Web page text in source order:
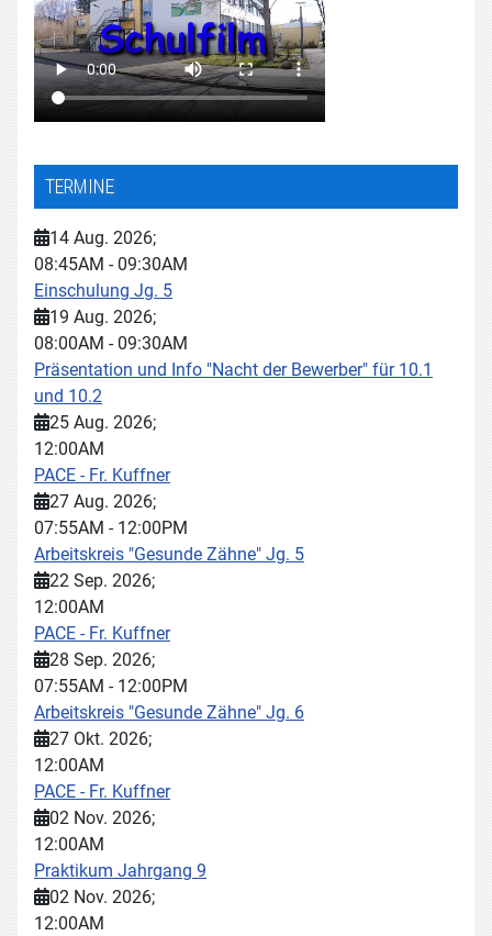
TERMINE
14 Aug. 2026;
08:45AM - 09:30AM
Einschulung Jg. 5
19 Aug. 2026;
08:00AM - 09:30AM
Präsentation und Info "Nacht der Bewerber" für 10.1
und 10.2
25 Aug. 2026;
12:00AM
PACE - Fr. Kuffner
27 Aug. 2026;
07:55AM - 12:00PM
Arbeitskreis "Gesunde Zähne" Jg. 5
22 Sep. 2026;
12:00AM
PACE - Fr. Kuffner
28 Sep. 2026;
07:55AM - 12:00PM
Arbeitskreis "Gesunde Zähne" Jg. 6
27 Okt. 2026;
12:00AM
PACE - Fr. Kuffner
02 Nov. 2026;
12:00AM
Praktikum Jahrgang 9
02 Nov. 2026;
12:00AM